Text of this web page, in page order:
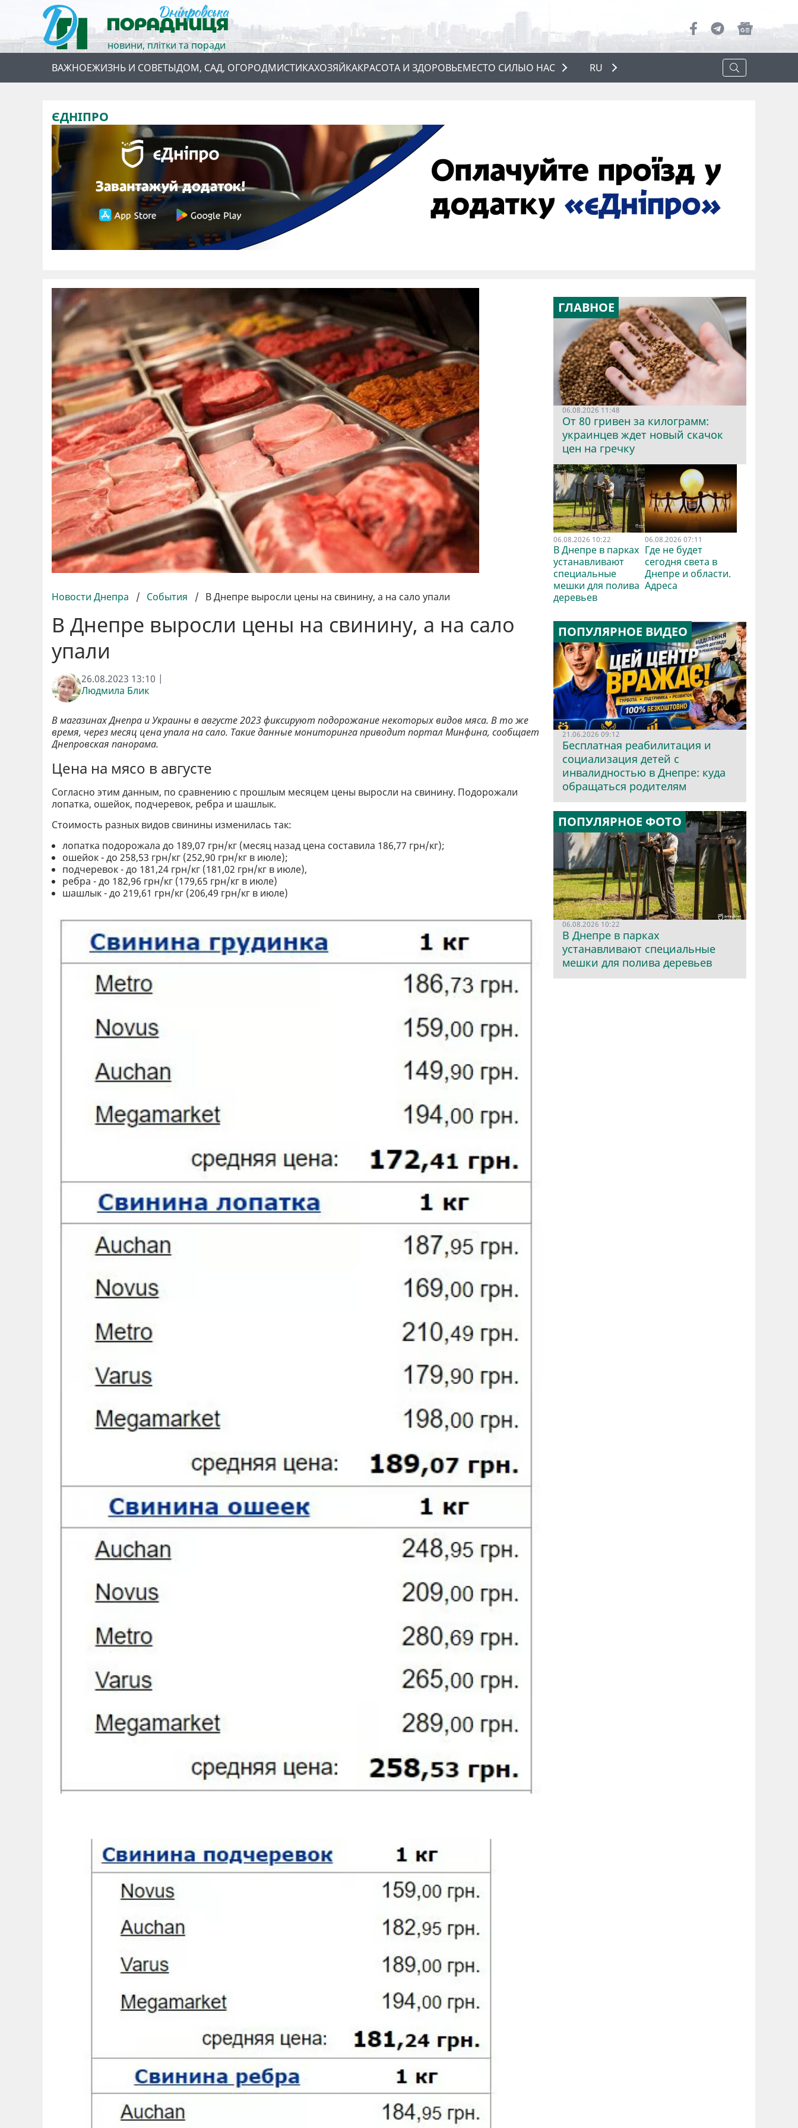
новини, плітки та поради
ВАЖНОЕЖИЗНЬ И СОВЕТЫДОМ, САД, ОГОРОДМИСТИКАХОЗЯЙКАКРАСОТА И ЗДОРОВЬЕМЕСТО СИЛЫО НАС
О НАС
RU
ЄДНІПРО
Новости Днепра / События / В Днепре выросли цены на свинину, а на сало упали
В Днепре выросли цены на свинину, а на сало
упали
26.08.2023 13:10 |
Людмила Блик
В магазинах Днепра и Украины в августе 2023 фиксируют подорожание некоторых видов мяса. В то же
время, через месяц цена упала на сало. Такие данные мониторинга приводит портал Минфина, сообщает
Днепровская панорама.
Цена на мясо в августе
Согласно этим данным, по сравнению с прошлым месяцем цены выросли на свинину. Подорожали
лопатка, ошейок, подчеревок, ребра и шашлык.
Стоимость разных видов свинины изменилась так:
лопатка подорожала до 189,07 грн/кг (месяц назад цена составила 186,77 грн/кг);
ошейок - до 258,53 грн/кг (252,90 грн/кг в июле);
подчеревок - до 181,24 грн/кг (181,02 грн/кг в июле),
ребра - до 182,96 грн/кг (179,65 грн/кг в июле)
шашлык - до 219,61 грн/кг (206,49 грн/кг в июле)
ГЛАВНОЕ
06.08.2026 11:48
От 80 гривен за килограмм:
украинцев ждет новый скачок
цен на гречку
06.08.2026 10:22
В Днепре в парках
устанавливают
специальные
мешки для полива
деревьев
06.08.2026 07:11
Где не будет
сегодня света в
Днепре и области.
Адреса
ПОПУЛЯРНОЕ ВИДЕО
21.06.2026 09:12
Бесплатная реабилитация и
социализация детей с
инвалидностью в Днепре: куда
обращаться родителям
ПОПУЛЯРНОЕ ФОТО
06.08.2026 10:22
В Днепре в парках
устанавливают специальные
мешки для полива деревьев